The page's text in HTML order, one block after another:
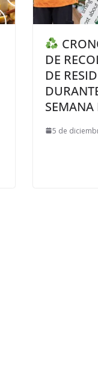
DE
DE
SEMANA
5 de